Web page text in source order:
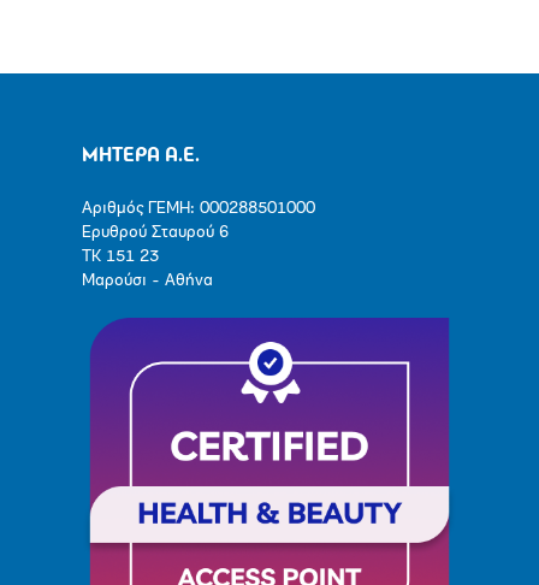
ΜΗΤΕΡΑ Α.Ε.
Αριθμός ΓΕΜΗ: 000288501000
Ερυθρού Σταυρού 6
ΤΚ 151 23
Μαρούσι - Αθήνα